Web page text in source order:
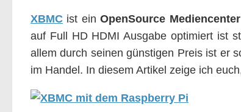
XBMC ist einOpenSource Mediencenter
auf Full HD HDMI Ausgabe optimiert ist
allem durch seinen günstigen Preis ist er
im Handel. In diesem Artikel zeige ich